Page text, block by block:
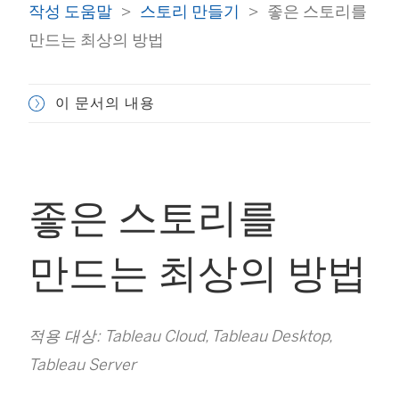
작성 도움말
스토리 만들기
좋은 스토리를
만드는 최상의 방법
이 문서의 내용
좋은 스토리를
만드는 최상의 방법
적용 대상: Tableau Cloud, Tableau Desktop,
Tableau Server